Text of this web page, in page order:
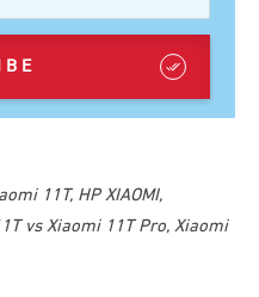
11T, HP XIAOMI,
vs Xiaomi 11T Pro, Xiaomi